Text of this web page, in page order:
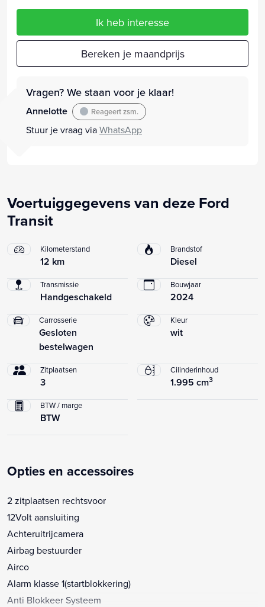
Ik heb interesse
Bereken je maandprijs
Vragen? We staan voor je klaar!
Annelotte Reageert zsm.
Stuur je vraag viaWhatsApp
Voertuiggegevens van deze Ford
Transit
Kilometerstand
12 km
Brandstof
Diesel
Transmissie
Handgeschakeld
Bouwjaar
2024
Carrosserie
Gesloten
bestelwagen
Kleur
wit
Zitplaatsen
3
Cilinderinhoud
1.995 cm3
BTW / marge
BTW
Opties en accessoires
2 zitplaatsen rechtsvoor
12Volt aansluiting
Achteruitrijcamera
Airbag bestuurder
Airco
Alarm klasse 1(startblokkering)
Anti Blokkeer Systeem